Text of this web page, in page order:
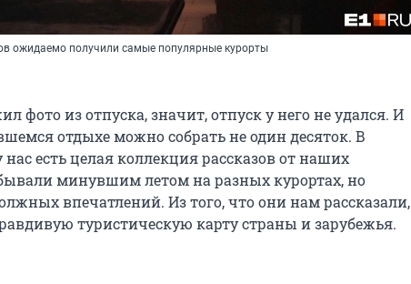
ожидаемо получили самые популярные курорты
фото из отпуска, значит, отпуск у него не удался. И
отдыхе можно собрать не один десяток. В
есть целая коллекция рассказов от наших
минувшим летом на разных курортах, но
впечатлений. Из того, что они нам рассказали,
туристическую карту страны и зарубежья.